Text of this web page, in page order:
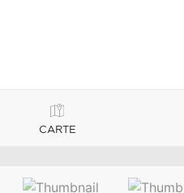
CARTE